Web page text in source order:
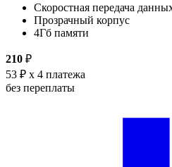
Скоростная передача
Прозрачный корпус
4Гб памяти
210 ₽
53 ₽ x 4 платежа
без переплаты